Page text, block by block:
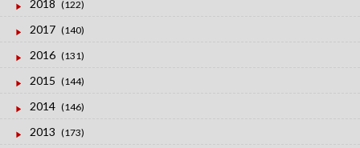
2018 (122)
2017 (140)
2016 (131)
2015 (144)
2014 (146)
2013 (173)